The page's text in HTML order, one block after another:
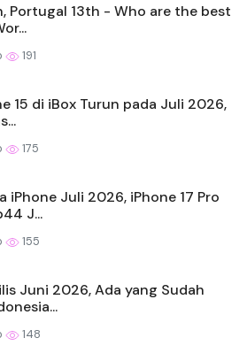
Portugal 13th - Who are the best
191
15 di iBox Turun pada Juli 2026,
175
iPhone Juli 2026, iPhone 17 Pro
J...
155
Juni 2026, Ada yang Sudah
148